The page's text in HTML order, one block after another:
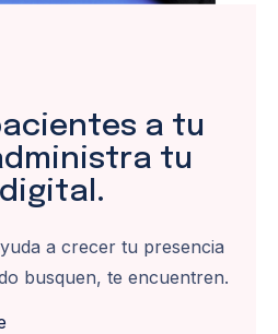
a tu
tu
a crecer tu presencia
busquen, te encuentren.